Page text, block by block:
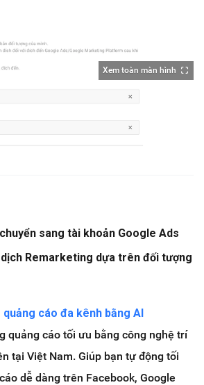
Xem toàn màn hình
sang tài khoản Google Ads
Remarketing dựa trên đối tượng
cáo đa kênh bằng AI
quảng cáo tối ưu bằng công nghệ trí
tại Việt Nam. Giúp bạn tự động tối
dễ dàng trên Facebook, Google